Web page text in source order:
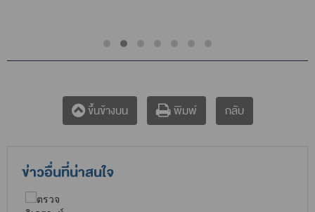
ขึ้นข้างบน พิมพ์ กลับ
ข่าวอื่นที่น่าสนใจ